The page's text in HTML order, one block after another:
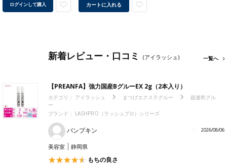
ログインして購入 カートに入れる
新着レビュー・口コミ (アイラッシュ) 一覧へ
【PREANFA】強力国産BグルーEX 2g（2本入り）
カテゴリ： アイラッシュ まつげエクステグルー
超速乾グル
ー
ブランド： LASHPRO（ラッシュプロ）シリーズ
パンプキン 2026/08/06
美容室 静岡県
もちの良さ